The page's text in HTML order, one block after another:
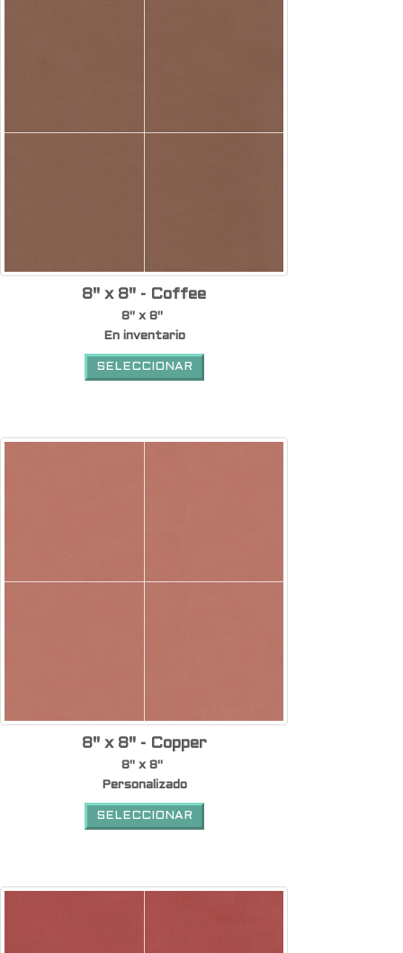
8" x 8" - Coffee
8" x 8"
En inventario
SELECCIONAR
8" x 8" - Copper
8" x 8"
Personalizado
SELECCIONAR